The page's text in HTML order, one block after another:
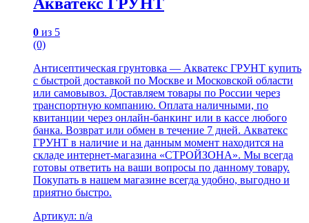
0 из 5
(0)
Антисептическая грунтовка — Акватекс ГРУНТ купить
с быстрой доставкой по Москве и Московской области
или самовывоз. Доставляем товары по России через
транспортную компанию. Оплата наличными, по
квитанции через онлайн-банкинг или в кассе любого
банка. Возврат или обмен в течение 7 дней. Акватекс
ГРУНТ в наличие и на данным момент находится на
складе интернет-магазина «СТРОЙЗОНА». Мы всегда
готовы ответить на ваши вопросы по данному товару.
Покупать в нашем магазине всегда удобно, выгодно и
приятно быстро.
Артикул: n/a